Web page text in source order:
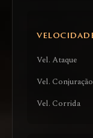
Vel. Ataque
Vel. Conjuração
Vel. Corrida